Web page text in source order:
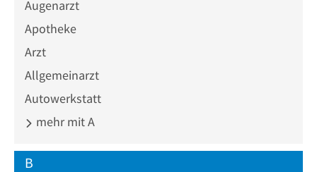
Augenarzt
Apotheke
Arzt
Allgemeinarzt
Autowerkstatt
mehr mit A
B